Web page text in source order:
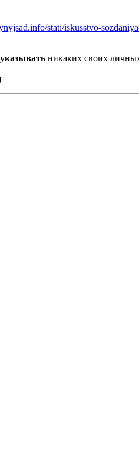
stati/iskusstvo-
никаких своих